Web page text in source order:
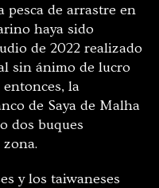
pesca de arrastre en
haya sido
de 2022 realizado
sin ánimo de lucro
la
de Saya de Malha
dos buques
y los taiwaneses